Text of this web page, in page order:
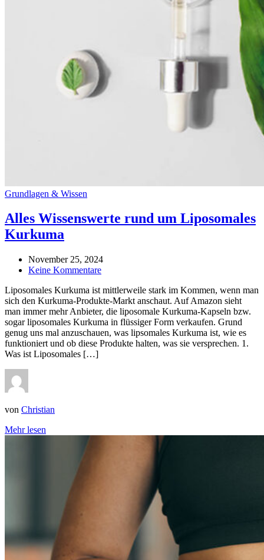
Grundlagen & Wissen
Alles Wissenswerte rund um Liposomales
Kurkuma
November 25, 2024
Keine Kommentare
Liposomales Kurkuma ist mittlerweile stark im Kommen, wenn man
sich den Kurkuma-Produkte-Markt anschaut. Auf Amazon sieht
man immer mehr Anbieter, die liposomale Kurkuma-Kapseln bzw.
sogar liposomales Kurkuma in flüssiger Form verkaufen. Grund
genug uns mal anzuschauen, was lipsomales Kurkuma ist, wie es
funktioniert und ob diese Produkte halten, was sie versprechen. 1.
Was ist Liposomales […]
von Christian
Mehr lesen